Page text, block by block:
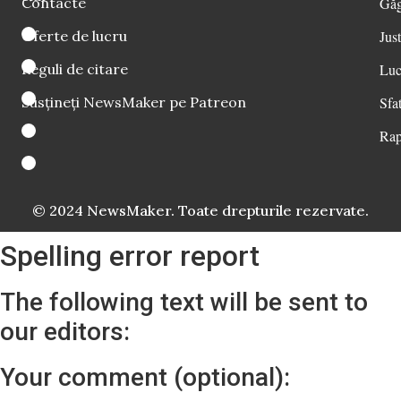
Oferte de lucru
Reguli de citare
Susțineți NewsMaker pe Patreon
© 2024 NewsMaker. Toate drepturile rezervate.
Spelling error report
The following text will be sent to
our editors:
Your comment (optional):